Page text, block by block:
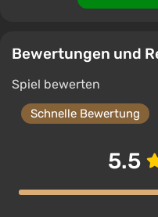
Bewertungen und
Spiel bewerten
Schnelle Bewertung
5.5